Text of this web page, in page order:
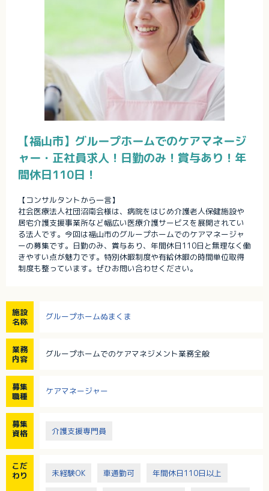
【福山市】グループホームでのケアマネージ
ャー・正社員求人！日勤のみ！賞与あり！年
間休日110日！
【コンサルタントから一言】
社会医療法人社団沼南会様は、病院をはじめ介護老人保健施設や
居宅介護支援事業所など幅広い医療介護サービスを展開されてい
る法人です。今回は福山市のグループホームでのケアマネージャ
ーの募集です。日勤のみ、賞与あり、年間休日110日と無理なく働
きやすい点が魅力です。特別休暇制度や有給休暇の時間単位取得
制度も整っています。ぜひお問い合わせください。
施設
名称
グループホームぬまくま
業務
内容
グループホームでのケアマネジメント業務全般
募集
職種
ケアマネージャー
募集
資格
介護支援専門員
こだ
わり
未経験OK 車通勤可 年間休日110日以上